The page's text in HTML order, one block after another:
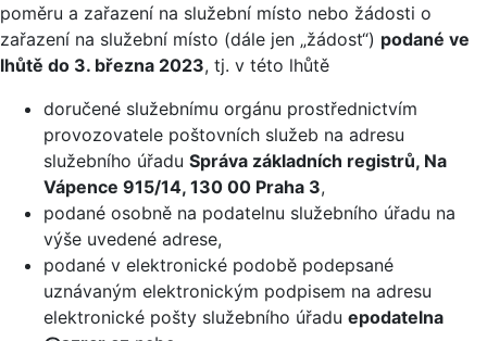
poměru a zařazení na služební místo nebo žádosti o
zařazení na služební místo (dále jen „žádost“) podané ve
lhůtě do 3. března 2023, tj. v této lhůtě
doručené služebnímu orgánu prostřednictvím
provozovatele poštovních služeb na adresu
služebního úřadu Správa základních registrů, Na
Vápence 915/14, 130 00 Praha 3,
podané osobně na podatelnu služebního úřadu na
výše uvedené adrese,
podané v elektronické podobě podepsané
uznávaným elektronickým podpisem na adresu
elektronické pošty služebního úřadu epodatelna